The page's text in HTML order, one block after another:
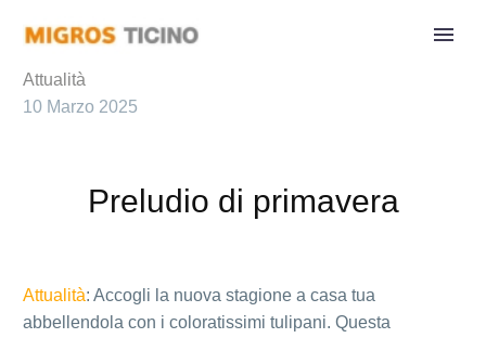
Attualità
10 Marzo 2025
Preludio di primavera
Attualità: Accogli la nuova stagione a casa tua
abbellendola con i coloratissimi tulipani. Questa